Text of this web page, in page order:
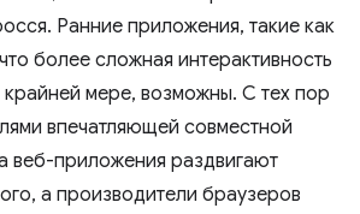
Ранние приложения, такие как
более сложная интерактивность
мере, возможны. С тех пор
впечатляющей совместной
веб-приложения раздвигают
а производители браузеров